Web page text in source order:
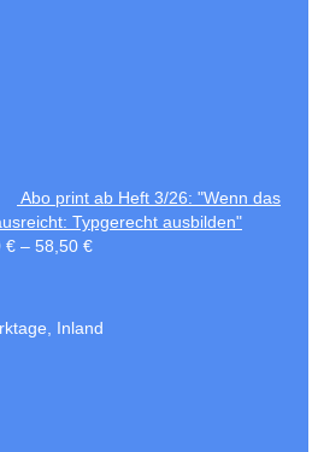
Abo print ab Heft 3/26: "Wenn das
Typgerecht ausbilden"
€ – 58,50 €
Inland